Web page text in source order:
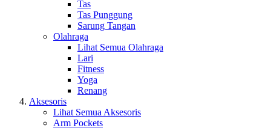
Tas
Tas Punggung
Sarung Tangan
Olahraga
Lihat Semua Olahraga
Lari
Fitness
Yoga
Renang
Aksesoris
Lihat Semua Aksesoris
Arm Pockets